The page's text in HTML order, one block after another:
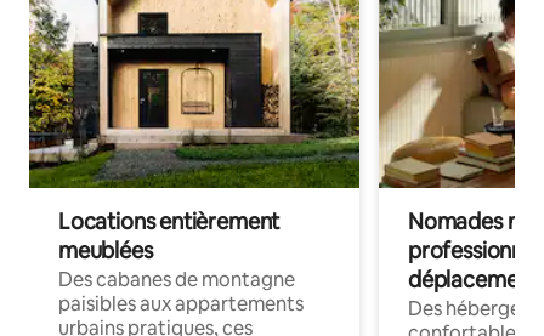
Locations entièrement
meublées
Des cabanes de montagne
paisibles aux appartements
urbains pratiques, ces
Nomades
déplacement
Des